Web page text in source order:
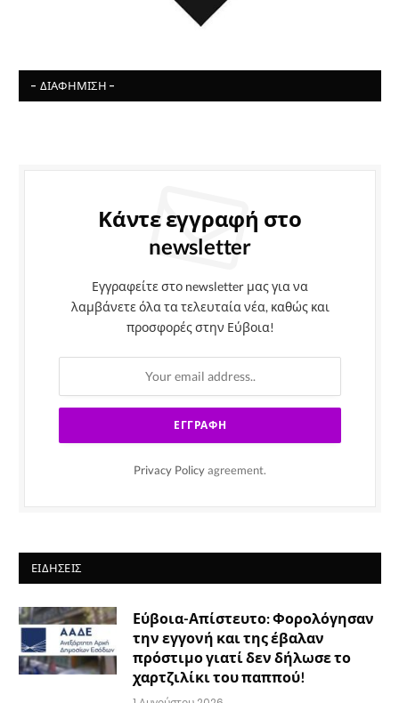
- ΔΙΑΦΉΜΙΣΗ -
Κάντε εγγραφή στο
newsletter
Εγγραφείτε στο newsletter μας για να
λαμβάνετε όλα τα τελευταία νέα, καθώς και
προσφορές στην Εύβοια!
Privacy Policy agreement.
ΕΙΔΉΣΕΙΣ
Εύβοια-Απίστευτο: Φορολόγησαν
την εγγονή και της έβαλαν
πρόστιμο γιατί δεν δήλωσε το
χαρτζιλίκι του παππού!